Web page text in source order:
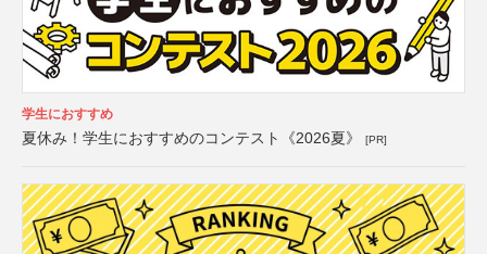
学生におすすめ
夏休み！学生におすすめのコンテスト《2026夏》 [PR]